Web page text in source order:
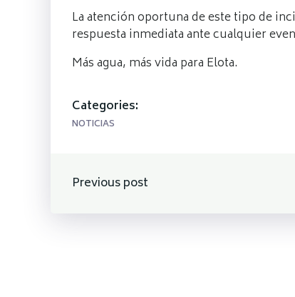
La atención oportuna de este tipo de
respuesta inmediata ante cualquier
Más agua, más vida para Elota.
Categories:
NOTICIAS
Navegación
Previous post